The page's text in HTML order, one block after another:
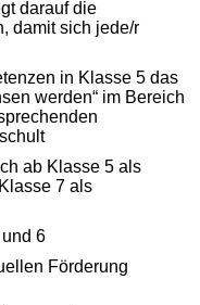
darauf die
damit sich jede/r
in Klasse 5 das
werden“ im Bereich
ab Klasse 5 als
7 als
6
Förderung